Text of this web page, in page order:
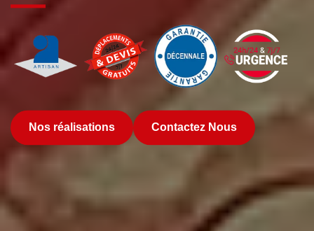
Nos réalisations Contactez Nous